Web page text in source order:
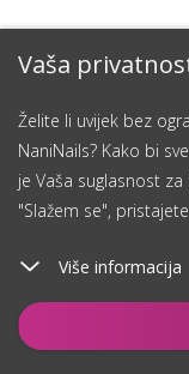
Vaša
Želite li uvijek bez
NaniNails? Kako bi
je Vaša suglasnost
"Slažem se",
Više informacija